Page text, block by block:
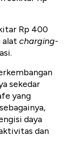
Rp 400
alat charging-
sekedar
yang
daya
dan